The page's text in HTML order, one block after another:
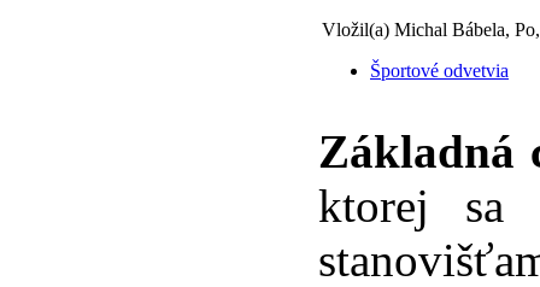
Vložil(a) Michal Bábela,
Športové odvetvia
Základná
ktorej sa